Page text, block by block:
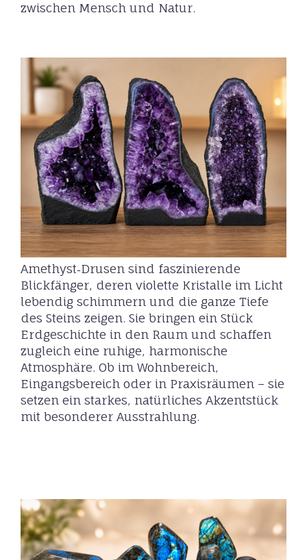
zwischen Mensch und Natur.
Amethyst‑Drusen sind faszinierende
Blickfänger, deren violette Kristalle im Licht
lebendig schimmern und die ganze Tiefe
des Steins zeigen. Sie bringen ein Stück
Erdgeschichte in den Raum und schaffen
zugleich eine ruhige, harmonische
Atmosphäre. Ob im Wohnbereich,
Eingangsbereich oder in Praxisräumen – sie
setzen ein starkes, natürliches Akzentstück
mit besonderer Ausstrahlung.